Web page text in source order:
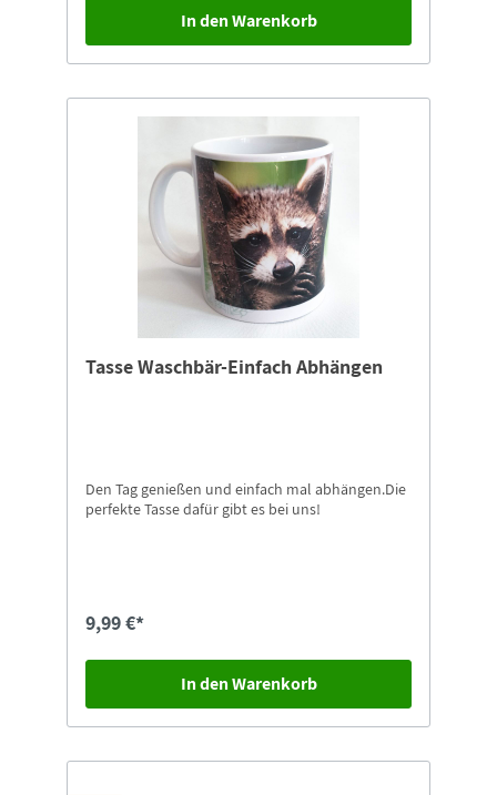
In den Warenkorb
Tasse Waschbär-Einfach Abhängen
Den Tag genießen und einfach mal abhängen.Die
perfekte Tasse dafür gibt es bei uns!
9,99 €*
In den Warenkorb